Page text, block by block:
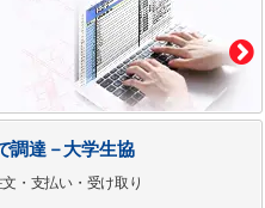
調達－大学生協
・支払い・受け取り